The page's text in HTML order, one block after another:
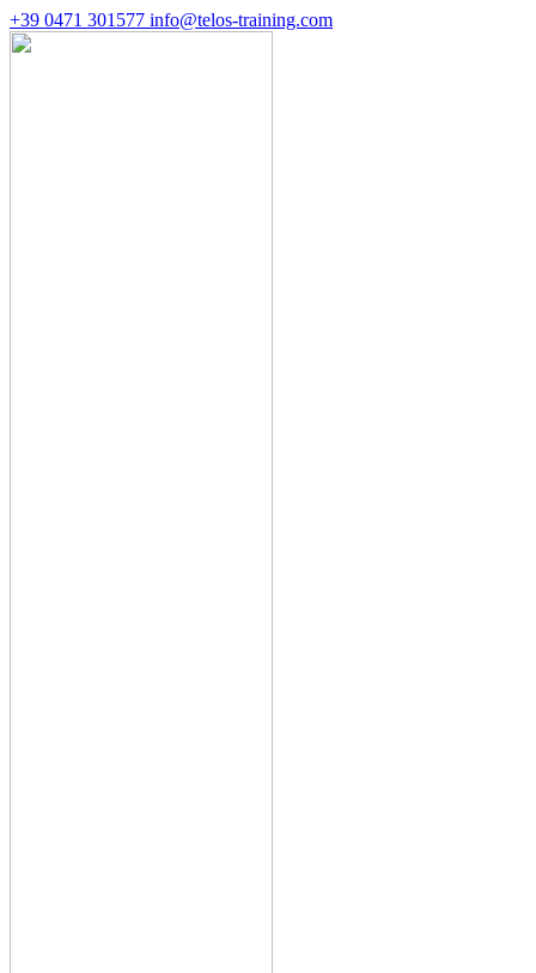
+39 0471 301577 info@telos-training.com